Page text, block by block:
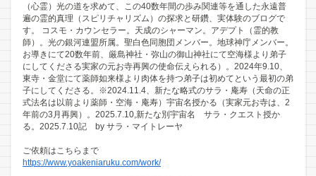
（心霊）光の道を求めて、この40数年間の歩み関連等を通した永遠普
遍の霊的真理（スピリチャリズム）の探求と研鑽、実体験のブログで
す。 コスモ・カウンセラー。天成のシャーマン。アデプト（霊的教
師）。光の銀河連盟所属。聖白色同胞団メンバー。地球神庁メンバー。
お導きにて20数年前、厳島神社・弥山の御山神社にて空海様より弟子
にしてくださる実家の元お寺再興の使命伝えられる）。2024年9.10、
東寺・金堂にて薬師如来様より肉体を持つ弟子は初めてという最初の弟
子にしてくださる。※2024.11.4、新たな略式のサラ・庵寿（天命の正
式法名は以前より薬師・空海・庵寿）宇宙名授かる（実家元お寺は、2
年前の3月再興）。2025.7.10,新たな別宇宙名 サラ・クエスト授か
る。2025.7.10記 by サラ・マイトレーヤ
ご依頼はこちらまで
https://www.yoakeniaruku.com/work/